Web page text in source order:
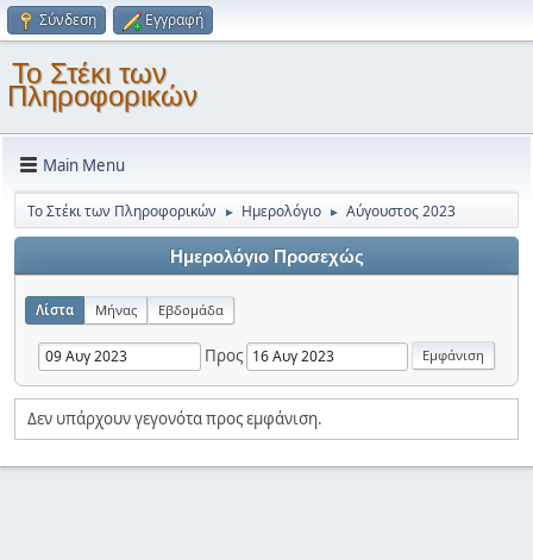
Σύνδεση Εγγραφή
Το Στέκι των
Πληροφορικών
Main Menu
Το Στέκι των Πληροφορικών ► Ημερολόγιο ► Αύγουστος 2023
Ημερολόγιο Προσεχώς
Λίστα Μήνας Εβδομάδα
Προς
Δεν υπάρχουν γεγονότα προς εμφάνιση.